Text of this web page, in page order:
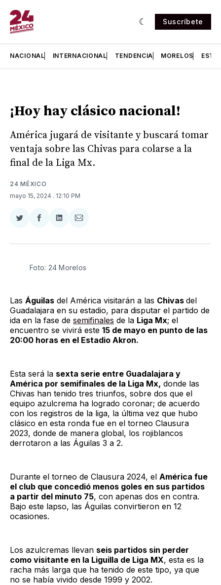
Suscríbete
NACIONAL INTERNACIONAL TENDENCIA MORELOS
¡Hoy hay clásico nacional!
América jugará de visitante y buscará tomar
ventaja sobre las Chivas para colarse a la
final de la Liga Mx.
24 MÉXICO
mayo 15, 2024 . 12:10 PM
Compartir
Twitter
Compartir
Facebook
Compartir
LinkedIn
Compartir
Email
Foto: 24 Morelos
Las Águilas del América visitarán a las Chivas del
Guadalajara en su estadio, para disputar el partido de
ida en la fase de semifinales de la Liga Mx; el
encuentro se vivirá este 15 de mayo en punto de las
20:00 horas en el Estadio Akron.
Esta será la sexta serie entre Guadalajara y
América por semifinales de la Liga Mx, donde las
Chivas han tenido tres triunfos, sobre dos que el
equipo azulcrema ha logrado coronar; de acuerdo
con los registros de la liga, la última vez que hubo
clásico en esta ronda fue en el torneo Clausura
2023, donde de manera global, los rojiblancos
derrotaron a las Águilas 3 a 2.
Durante el torneo de Clausura 2024, el América fue
el club que concedió menos goles en sus partidos
a partir del minuto 75, con apenas dos en contra.
Bajo este lapso, las Águilas convirtieron en 12
ocasiones.
Los azulcremas llevan seis partidos sin perder
como visitante en la Liguilla de Liga MX, esta es la
racha más larga que ha tenido de este tipo, ya que
no se había vivido desde 1999 y 2002.